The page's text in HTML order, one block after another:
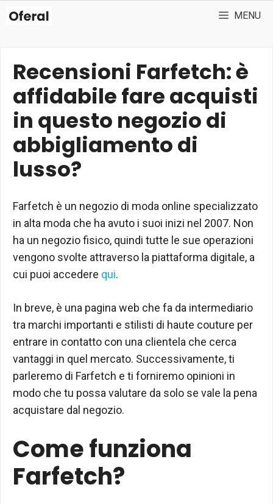
MENU
Recensioni Farfetch: è
affidabile fare acquisti
in questo negozio di
abbigliamento di
lusso?
Farfetch è un negozio di moda online specializzato
in alta moda che ha avuto i suoi inizi nel 2007. Non
ha un negozio fisico, quindi tutte le sue operazioni
vengono svolte attraverso la piattaforma digitale, a
cui puoi accedere qui.
In breve, è una pagina web che fa da intermediario
tra marchi importanti e stilisti di haute couture per
entrare in contatto con una clientela che cerca
vantaggi in quel mercato. Successivamente, ti
parleremo di Farfetch e ti forniremo opinioni in
modo che tu possa valutare da solo se vale la pena
acquistare dal negozio.
Come funziona
Farfetch?